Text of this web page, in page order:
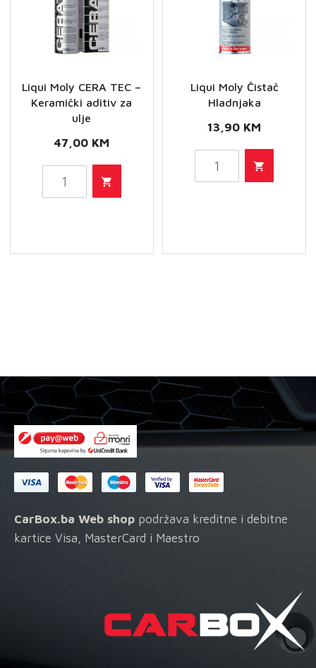
Liqui Moly CERA TEC –
Keramički aditiv za
ulje
47,00 KM
Liqui
Moly
količina
Liqui Moly Čistač
Hladnjaka
13,90 KM
Liqui
Moly
količina
CarBox.ba Web shop podržava kreditne i debitne
kartice Visa, MasterCard i Maestro